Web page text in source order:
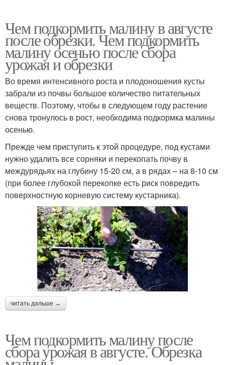
Чем подкормить малину в августе
после обрезки. Чем подкормить
малину осенью после сбора
урожая и обрезки
Во время интенсивного роста и плодоношения кусты
забрали из почвы большое количество питательных
веществ. Поэтому, чтобы в следующем году растение
снова тронулось в рост, необходима подкормка малины
осенью.
Прежде чем приступить к этой процедуре, под кустами
нужно удалить все сорняки и перекопать почву в
междурядьях на глубину 15-20 см, а в рядах – на 8-10 см
(при более глубокой перекопке есть риск повредить
поверхностную корневую систему кустарника).
читать дальше →
Чем подкормить малину после
сбора урожая в августе. Обрезка